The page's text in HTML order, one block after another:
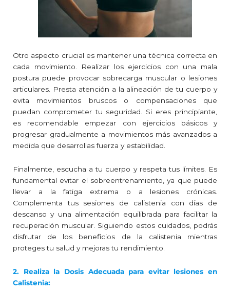
Otro aspecto crucial es mantener una técnica correcta en
cada movimiento. Realizar los ejercicios con una mala
postura puede provocar sobrecarga muscular o lesiones
articulares. Presta atención a la alineación de tu cuerpo y
evita movimientos bruscos o compensaciones que
puedan comprometer tu seguridad. Si eres principiante,
es recomendable empezar con ejercicios básicos y
progresar gradualmente a movimientos más avanzados a
medida que desarrollas fuerza y estabilidad.
Finalmente, escucha a tu cuerpo y respeta tus límites. Es
fundamental evitar el sobreentrenamiento, ya que puede
llevar a la fatiga extrema o a lesiones crónicas.
Complementa tus sesiones de calistenia con días de
descanso y una alimentación equilibrada para facilitar la
recuperación muscular. Siguiendo estos cuidados, podrás
disfrutar de los beneficios de la calistenia mientras
proteges tu salud y mejoras tu rendimiento.
2. Realiza la Dosis Adecuada para evitar lesiones en
Calistenia: